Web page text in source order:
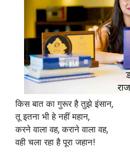
किस बात का गुरूर है तुझे इंसान,
तू इतना भी हे नहीं महान,
करने वाला वह, कराने वाला वह,
वही चला रहा है पूरा जहान!